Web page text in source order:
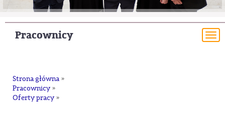
Pracownicy
Strona główna »
Pracownicy »
Oferty pracy »